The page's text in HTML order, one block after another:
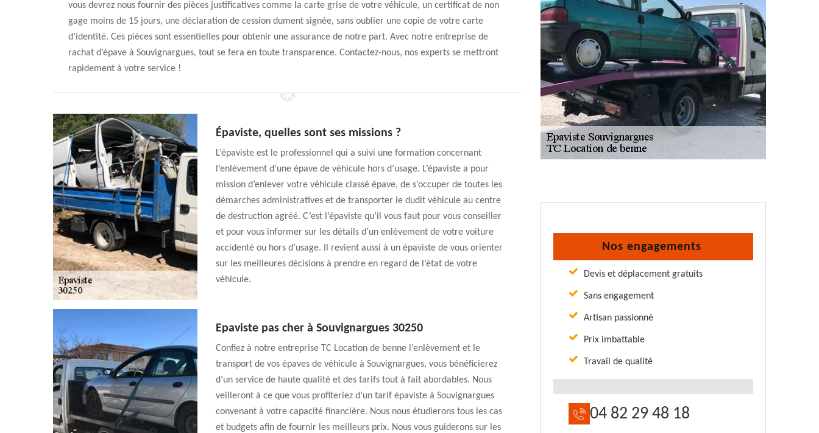
vous devrez nous fournir des pièces justificatives comme la carte grise de votre véhicule, un certificat de non
gage moins de 15 jours, une déclaration de cession dument signée, sans oublier une copie de votre carte
d’identité. Ces pièces sont essentielles pour obtenir une assurance de notre part. Avec notre entreprise de
rachat d’épave à Souvignargues, tout se fera en toute transparence. Contactez-nous, nos experts se mettront
rapidement à votre service !
Épaviste, quelles sont ses missions ?
L’épaviste est le professionnel qui a suivi une formation concernant
l’enlèvement d’une épave de véhicule hors d’usage. L’épaviste a pour
mission d’enlever votre véhicule classé épave, de s’occuper de toutes les
démarches administratives et de transporter le dudit véhicule au centre
de destruction agréé. C’est l’épaviste qu’il vous faut pour vous conseiller
et pour vous informer sur les détails d’un enlèvement de votre voiture
accidenté ou hors d’usage. Il revient aussi à un épaviste de vous orienter
sur les meilleures décisions à prendre en regard de l’état de votre
véhicule.
Epaviste pas cher à Souvignargues 30250
Confiez à notre entreprise TC Location de benne l’enlèvement et le
transport de vos épaves de véhicule à Souvignargues, vous bénéficierez
d’un service de haute qualité et des tarifs tout à fait abordables. Nous
veilleront à ce que vous profiteriez d’un tarif épaviste à Souvignargues
convenant à votre capacité financière. Nous nous étudierons tous les cas
et budgets afin de fournir les meilleurs prix. Nous vous guiderons sur les
Nos engagements
Devis et déplacement gratuits
Sans engagement
Artisan passionné
Prix imbattable
Travail de qualité
04 82 29 48 18